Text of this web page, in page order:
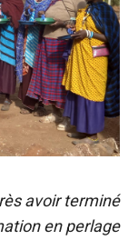
avoir terminé
en perlage